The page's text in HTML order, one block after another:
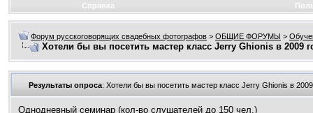
Справка
Форум русскоговорящих свадебных фотографов > ОБЩИЕ ФОРУМЫ >
Хотели бы вы посетить мастер класс Jerry Ghionis в 2009
Результаты опроса: Хотели бы вы посетить мастер класс Jerry Ghionis в
Однодневный семинар (кол-во слушателей до 150 чел.)